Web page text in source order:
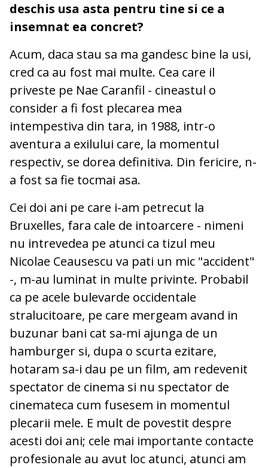
deschis usa asta pentru tine si ce a
insemnat ea concret?
Acum, daca stau sa ma gandesc bine la usi,
cred ca au fost mai multe. Cea care il
priveste pe Nae Caranfil - cineastul o
consider a fi fost plecarea mea
intempestiva din tara, in 1988, intr-o
aventura a exilului care, la momentul
respectiv, se dorea definitiva. Din fericire, n-
a fost sa fie tocmai asa.
Cei doi ani pe care i-am petrecut la
Bruxelles, fara cale de intoarcere - nimeni
nu intrevedea pe atunci ca tizul meu
Nicolae Ceausescu va pati un mic "accident"
-, m-au luminat in multe privinte. Probabil
ca pe acele bulevarde occidentale
stralucitoare, pe care mergeam avand in
buzunar bani cat sa-mi ajunga de un
hamburger si, dupa o scurta ezitare,
hotaram sa-i dau pe un film, am redevenit
spectator de cinema si nu spectator de
cinemateca cum fusesem in momentul
plecarii mele. E mult de povestit despre
acesti doi ani; cele mai importante contacte
profesionale au avut loc atunci, atunci am